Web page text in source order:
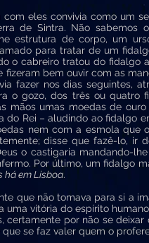
eles convivia como um
de Sintra. Não
estrutura de corpo, um
para tratar de um
o cabreiro tratou do
fizeram bem ouvir com as
fazer nos dias seguintes,
o gozo, dos três ou quatro
mãos umas moedas de
do Rei – aludindo ao fidalgo
nem com a esmola que
disse que fazê-lo,
o castigaria mandando-
Por último, um fidalgo
há em Lisboa.
que não tomava para si a
uma vitória do espírito
certamente por não se
que se faz valer quem o